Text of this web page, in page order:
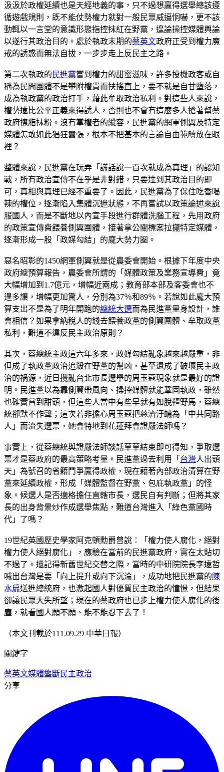
汲汲於政權延續也是天經地義的事，只不過想贏得選舉總該遵
循遊戲規則，既不能仗勢權力就對一般民眾威逼恫嚇，更不該
動輒以一言堂的意識形態指控抹紅在野黨，遑論操控媒體輿論
以遂行其政治目的。處於執政末期的蔡英文政府正受到權力魔
戒的誘惑而無法自拔，一步步走上反民主之路。
第二次執政的 民進黨嘗到權力的甜蜜滋味，許多投機政客或自
稱為民間團體不是攀附權貴而扶搖直上，要不就是自甘墮落，
成為執政黨的政治打手，藉此牟取政治私利。對這些人來說，
權勢遠比公平正義來得誘人，否則也不會有這麼多人搶著幫蔡
政府擦脂抹粉。沒有掌權者的縱容，民進黨的網軍側翼及特定
媒體怎敢如此猖狂囂張，根本不把基本的言論自由範疇放在眼
裡？
整體來說，民進黨在玩弄「謊話說一百次就成為真理」的認知
戰，所有政治宣傳不在乎是非對錯，只要達到其政治目的即
可，真相與真理已經不重要了。因此，民進黨為了保住吃香喝
辣的權位，逐漸陷入集體沉迷狀態，不再嘗試以政策論述來說
服國人，而是不斷地以內宣手段進行群體洗腦工程，先用政府
的政策宣傳費餵養側翼團體，接著拿公關標案拉攏特定媒體，
逐漸形成一股「政媒勾結」的龐大勢力圈。
惡名昭彰的1450網軍側翼就是從農委會開始。根據下年度中央
政府總預算報告，農委會所謂的「媒體政策及業務宣導費」竟
大幅增加到1.7億元，增幅近兩成；教育部本部及客委會也不
遑多讓，增幅更加驚人，分別為37％和89％。若說如此龐大預
算支出不是為了明年開跑的總統大選而為民進黨量身設計，誰
會相信？如果拿納稅人的錢去餵養政黨的側翼團體、牟取政黨
私利，難道不違反民主政治原則？
其次，蔡總統主政這六年多來，政媒勾結亂象越來越嚴重，非
但成了執政黨政治追殺在野黨的幫凶，甚至還成了破壞民主政
治的禍源，近日攪亂台北市長選舉的周玉蔻現象就是最好的證
明。民進黨以為靠側翼帶風向、操控媒體就能鞏固執政，雖然
也確實嘗到甜頭，但這些人當中有些早就有如脫韁野馬，蔡總
統卻默不作聲；這次若非擔心周玉蔻把慈濟汙衊為「中共同路
人」而流失選票，她會特地到花蓮拜會證嚴法師嗎？
事實上，從蔡總統與證嚴法師談話草草結束即可得知，爭取選
票才是蔡政府的最高策略考量。民進黨過去利用「 台灣人出頭
天」為號召的省籍鬥爭贏得政權，現在藉著內部政治清算在野
黨來延續政權，形成「媒體監督在野黨、包庇執政黨」的怪
象。候選人是否適格擔任直轄市長，選民自有判斷；但將其家
長的出身背景炒作成選舉焦點，難道台灣進入「綠色黨國時
代」了嗎？
19世紀英國歷史學家阿克頓勳爵曾說：「權力使人腐化，絕對
權力使人絕對腐化」，應驗在當前的民進黨政府，實在太貼切
不過了。還記得新舊世紀交替之際，當時的中研院院長李遠哲
喊出台灣是要「向上提升或向下沉淪」，成功地把民進黨的 陳
水扁送進總統府，也激起國人對優質民主政治的憧憬，但結果
卻讓民眾大失所望；現在的蔡政府也已步上權力使人腐化的後
塵，就看國人願不願、能不能忍下去了！
（本文刊載於111.09.29 中華日報）
關鍵字
蔡英文媒體壟斷民主政治
分享